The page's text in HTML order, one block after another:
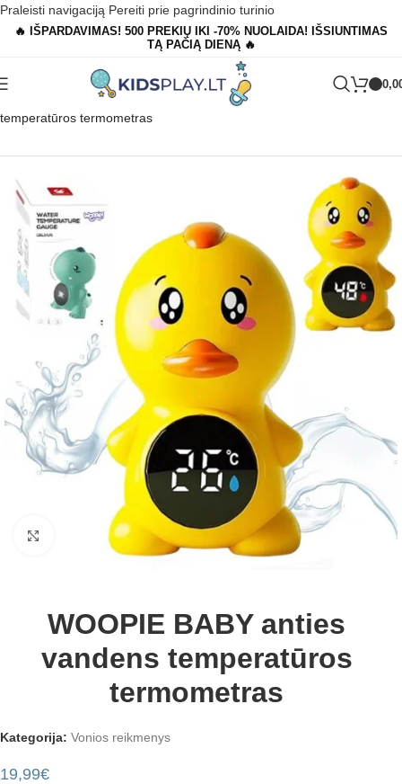
Praleisti navigaciją Pereiti prie pagrindinio turinio
🔥 IŠPARDAVIMAS! 500 PREKIŲ IKI -70% NUOLAIDA! IŠSIUNTIMAS
TĄ PAČIĄ DIENĄ 🔥
Parduotuvė
WOOPIE BABY anties vandens
temperatūros termometras
WOOPIE BABY anties
vandens temperatūros
termometras
Kategorija: Vonios reikmenys
19,99€